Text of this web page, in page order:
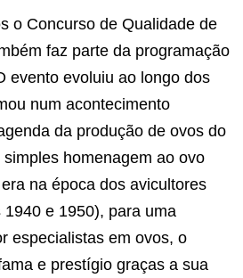
o Concurso de Qualidade de
faz parte da programação
evento evoluiu ao longo dos
num acontecimento
da produção de ovos do
homenagem ao ovo
na época dos avicultores
e 1950), para uma
especialistas em ovos, o
e prestígio graças a sua